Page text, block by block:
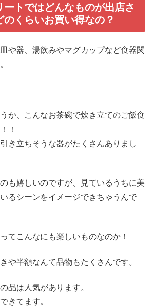
ートではどんなものが出店さ
のくらいお買い得なの？
や器、湯飲みやマグカップなど食器関
か、こんなお茶碗で炊き立てのご飯食
！
き立ちそうな器がたくさんありまし
も嬉しいのですが、見ているうちに美
るシーンをイメージできちゃうんで
てこんなにも楽しいものなのか！
や半額なんて品物もたくさんです。
品は人気があります。
きてます。